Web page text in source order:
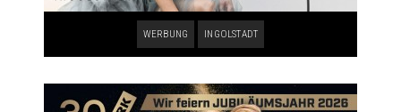
WERBUNG INGOLSTADT